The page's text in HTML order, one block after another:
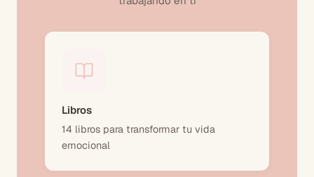
Libros
14 libros para transformar tu vida
emocional